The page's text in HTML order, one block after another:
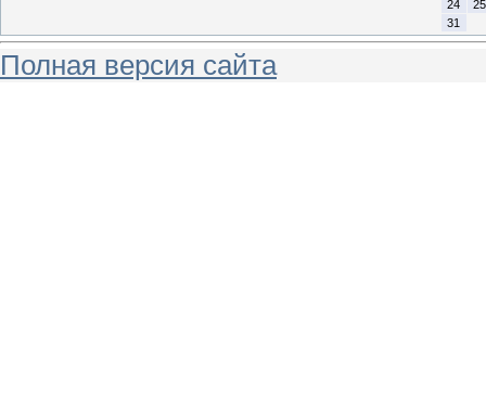
24
25
31
Полная версия сайта